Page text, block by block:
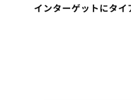
インターゲットにタイ